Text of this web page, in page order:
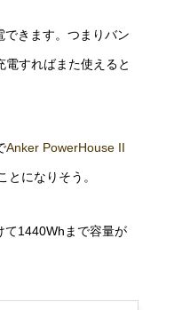
きます。つまりバン
すればまた使えると
Anker PowerHouse II
になりそう。
て1440Whまで容量が